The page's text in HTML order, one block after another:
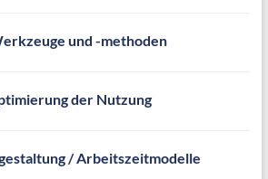
und -methoden
der Nutzung
/ Arbeitszeitmodelle